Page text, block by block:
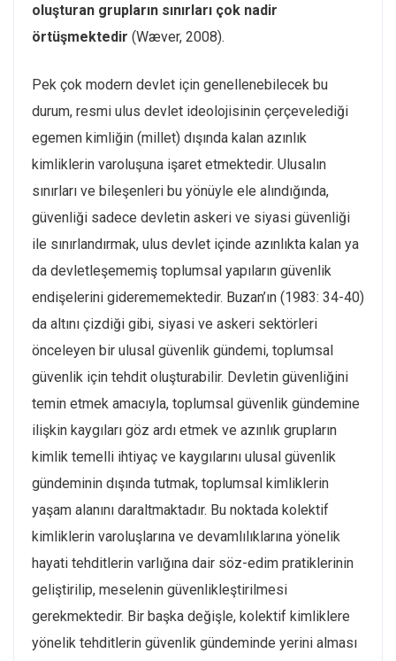
oluşturan grupların sınırları çok nadir
örtüşmektedir (Wæver, 2008).
Pek çok modern devlet için genellenebilecek bu
durum, resmi ulus devlet ideolojisinin çerçevelediği
egemen kimliğin (millet) dışında kalan azınlık
kimliklerin varoluşuna işaret etmektedir. Ulusalın
sınırları ve bileşenleri bu yönüyle ele alındığında,
güvenliği sadece devletin askeri ve siyasi güvenliği
ile sınırlandırmak, ulus devlet içinde azınlıkta kalan ya
da devletleşememiş toplumsal yapıların güvenlik
endişelerini giderememektedir. Buzan’ın (1983: 34-40)
da altını çizdiği gibi, siyasi ve askeri sektörleri
önceleyen bir ulusal güvenlik gündemi, toplumsal
güvenlik için tehdit oluşturabilir. Devletin güvenliğini
temin etmek amacıyla, toplumsal güvenlik gündemine
ilişkin kaygıları göz ardı etmek ve azınlık grupların
kimlik temelli ihtiyaç ve kaygılarını ulusal güvenlik
gündeminin dışında tutmak, toplumsal kimliklerin
yaşam alanını daraltmaktadır. Bu noktada kolektif
kimliklerin varoluşlarına ve devamlılıklarına yönelik
hayati tehditlerin varlığına dair söz-edim pratiklerinin
geliştirilip, meselenin güvenlikleştirilmesi
gerekmektedir. Bir başka değişle, kolektif kimliklere
yönelik tehditlerin güvenlik gündeminde yerini alması